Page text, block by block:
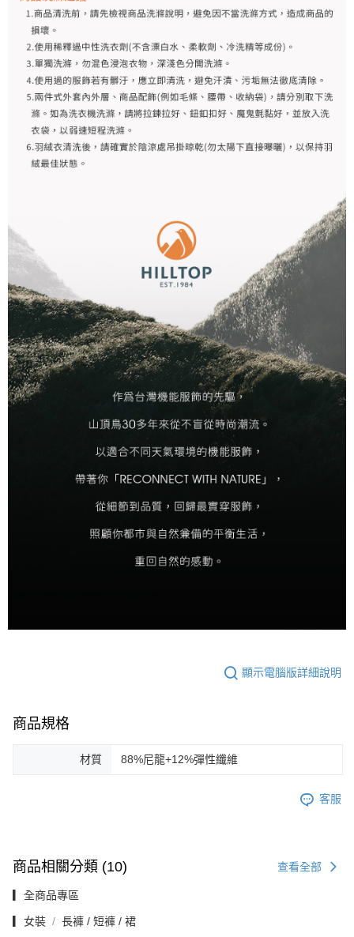
顯示電腦版詳細說明
商品規格
材質 88%尼龍+12%彈性纖維
客服
商品相關分類 (10) 查看全部
▎全商品專區
▎女裝 長褲 / 短褲 / 裙